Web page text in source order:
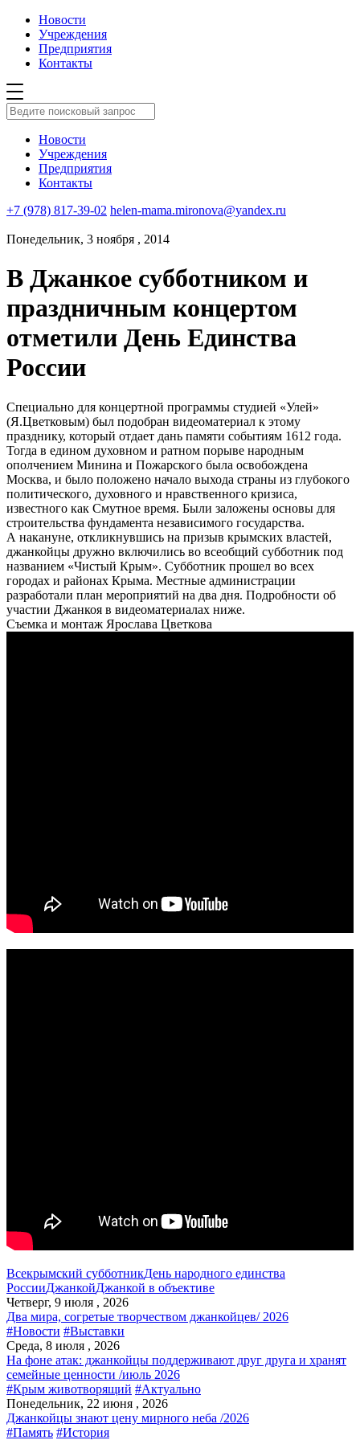
Новости
Учреждения
Предприятия
Контакты
Новости
Учреждения
Предприятия
Контакты
+7 (978) 817-39-02 helen-mama.mironova@yandex.ru
Понедельник, 3 ноября , 2014
В Джанкое субботником и
праздничным концертом
отметили День Единства
России
Специально для концертной программы студией «Улей»
(Я.Цветковым) был подобран видеоматериал к этому
празднику, который отдает дань памяти событиям 1612 года.
Тогда в едином духовном и ратном порыве народным
ополчением Минина и Пожарского была освобождена
Москва, и было положено начало выхода страны из глубокого
политического, духовного и нравственного кризиса,
известного как Смутное время. Были заложены основы для
строительства фундамента независимого государства.
А накануне, откликнувшись на призыв крымских властей,
джанкойцы дружно включились во всеобщий субботник под
названием «Чистый Крым». Субботник прошел во всех
городах и районах Крыма. Местные администрации
разработали план мероприятий на два дня. Подробности об
участии Джанкоя в видеоматериалах ниже.
Съемка и монтаж Ярослава Цветкова
Всекрымский субботникДень народного единства
РоссииДжанкойДжанкой в объективе
Четверг, 9 июля , 2026
Два мира, согретые творчеством джанкойцев/ 2026
#Новости #Выставки
Среда, 8 июля , 2026
На фоне атак: джанкойцы поддерживают друг друга и хранят
семейные ценности /июль 2026
#Крым животворящий #Актуально
Понедельник, 22 июня , 2026
Джанкойцы знают цену мирного неба /2026
#Память #История